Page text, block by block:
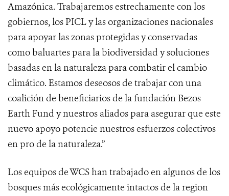
Amazónica. Trabajaremos estrechamente con los
gobiernos, los PICL y las organizaciones nacionales
para apoyar las zonas protegidas y conservadas
como baluartes para la biodiversidad y soluciones
basadas en la naturaleza para combatir el cambio
climático. Estamos deseosos de trabajar con una
coalición de beneficiarios de la fundación Bezos
Earth Fund y nuestros aliados para asegurar que este
nuevo apoyo potencie nuestros esfuerzos colectivos
en pro de la naturaleza.”
Los equipos de WCS han trabajado en algunos de los
bosques más ecológicamente intactos de la region